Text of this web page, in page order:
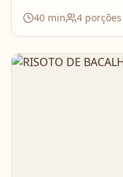
40 min 4 porções